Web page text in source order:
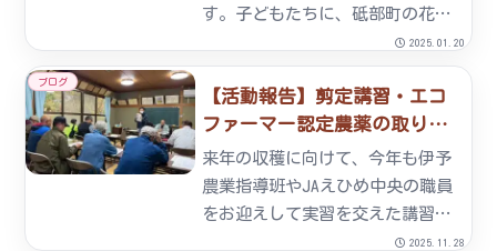
す。子どもたちに、砥部町の花
「七折小梅」に触れ、親しんで貰
おうということで、ななおれ梅組
合では小学校の梅の木のお世話
を、児童と一緒に行っています。
当組合の組合長、竹内勝より挨拶
と梅に...
2025.01.20
ブログ
【活動報告】剪定講習・エコ
ファーマー認定農薬の取り扱
い講習 2025/11/25
来年の収穫に向けて、今年も伊予
農業指導班やJAえひめ中央の職員
をお迎えして実習を交えた講習会
を行いました。また農薬も登録失
2025.11.28